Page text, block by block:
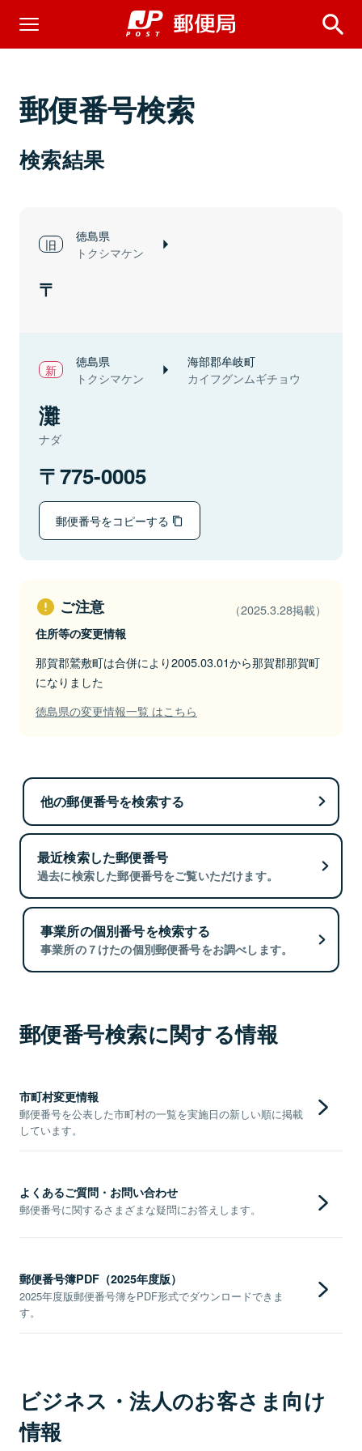
郵便番号検索
検索結果
徳島県
トクシマケン
徳島県
トクシマケン
海部郡牟岐町
カイフグンムギチョウ
灘
ナダ
775-0005
郵便番号をコピーする
ご注意 （2025.3.28掲載）
住所等の変更情報
那賀郡鷲敷町は合併により2005.03.01から那賀郡那賀町
になりました
徳島県の変更情報一覧 はこちら
他の郵便番号を検索する
最近検索した郵便番号
過去に検索した郵便番号をご覧いただけます。
事業所の個別番号を検索する
事業所の７けたの個別郵便番号をお調べします。
郵便番号検索に関する情報
市町村変更情報
郵便番号を公表した市町村の一覧を実施日の新しい順に掲載
しています。
よくあるご質問・お問い合わせ
郵便番号に関するさまざまな疑問にお答えします。
郵便番号簿PDF（2025年度版）
2025年度版郵便番号簿をPDF形式でダウンロードできま
す。
ビジネス・法人のお客さま向け
情報